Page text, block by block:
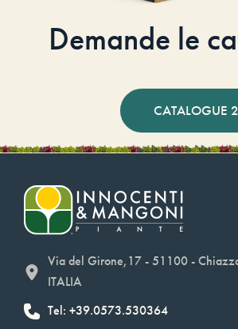
Demande le
CATALOGUE
Via del Girone,17 - 51100 -
ITALIA
Tel: +39.0573.530364